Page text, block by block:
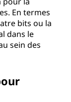
En termes
bits ou la
dans le
sein des